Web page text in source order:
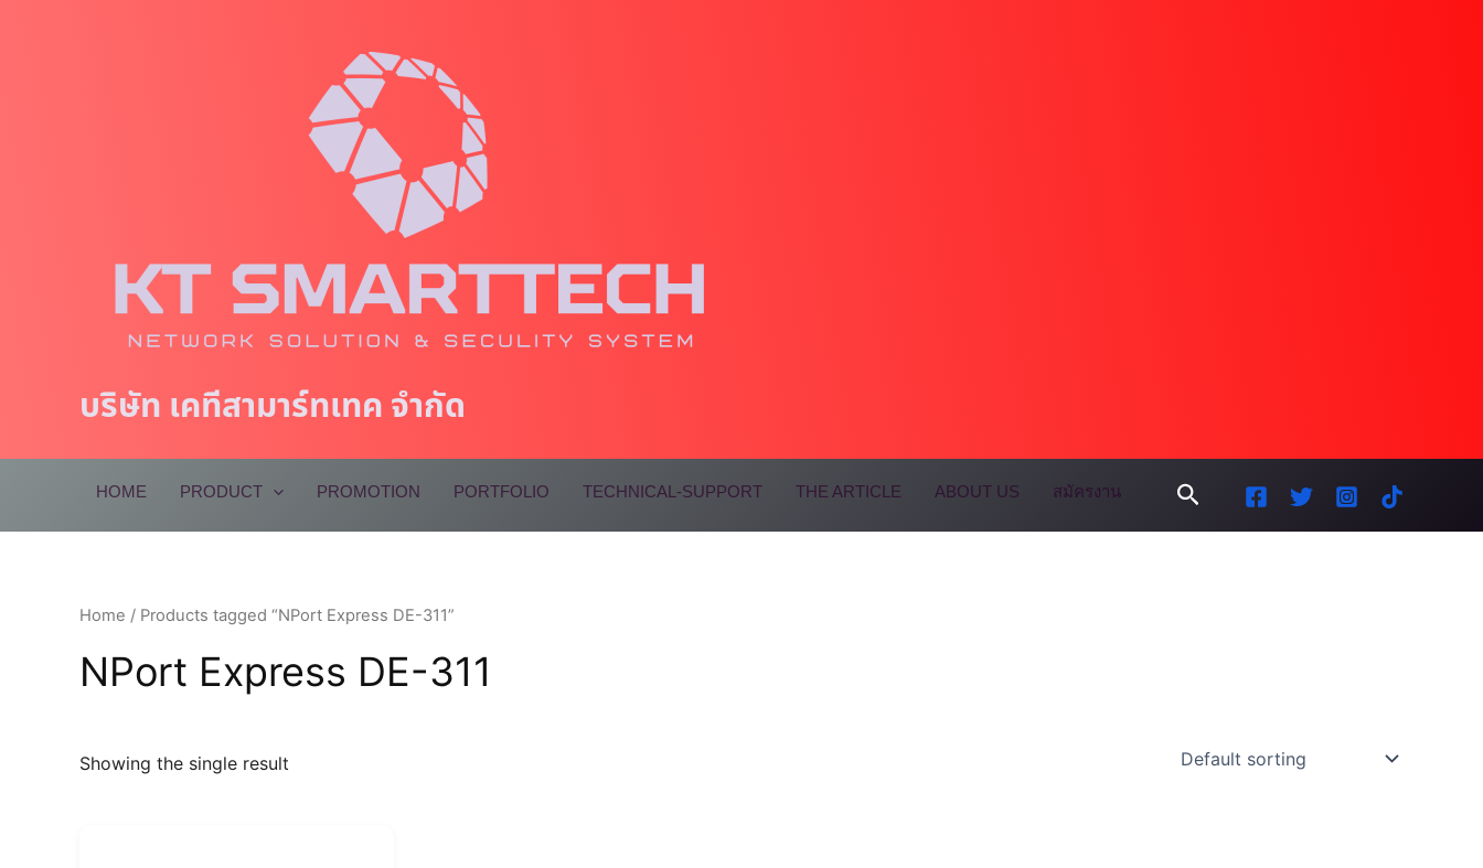
บริษัท เคทีสามาร์ทเทค จำกัด
HOME PRODUCT PROMOTION PORTFOLIO TECHNICAL-SUPPORT THE ARTICLE ABOUT US สมัครงาน Search
Home / Products tagged “NPort Express DE-311”
NPort Express DE-311
Showing the single result